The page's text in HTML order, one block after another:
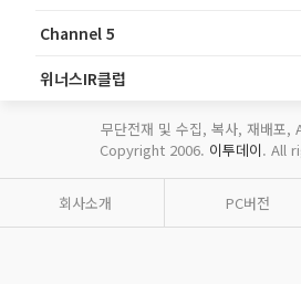
Channel 5
위너스IR클럽
무단전재 및 수집, 복사, 재배포,
Copyright 2006. 이투데이. All
회사소개 PC버전